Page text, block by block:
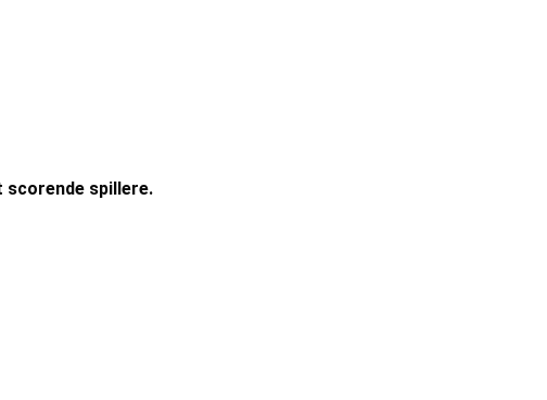
scorende spillere.